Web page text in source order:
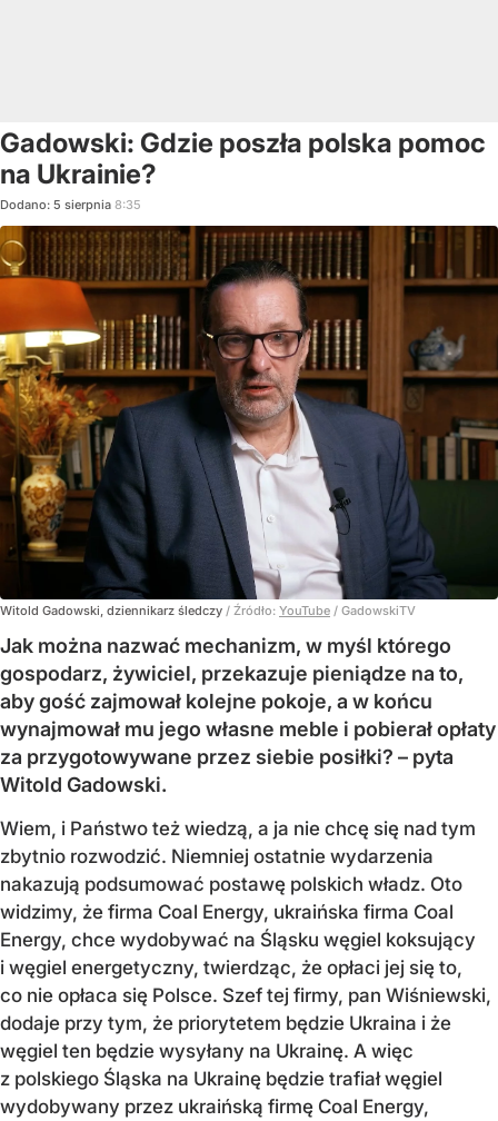
Gadowski: Gdzie poszła polska pomoc
na Ukrainie?
Dodano: 5 sierpnia 8:35
Witold Gadowski, dziennikarz śledczy / Źródło: YouTube / GadowskiTV
Jak można nazwać mechanizm, w myśl którego
gospodarz, żywiciel, przekazuje pieniądze na to,
aby gość zajmował kolejne pokoje, a w końcu
wynajmował mu jego własne meble i pobierał opłaty
za przygotowywane przez siebie posiłki? – pyta
Witold Gadowski.
Wiem, i Państwo też wiedzą, a ja nie chcę się nad tym
zbytnio rozwodzić. Niemniej ostatnie wydarzenia
nakazują podsumować postawę polskich władz. Oto
widzimy, że firma Coal Energy, ukraińska firma Coal
Energy, chce wydobywać na Śląsku węgiel koksujący
i węgiel energetyczny, twierdząc, że opłaci jej się to,
co nie opłaca się Polsce. Szef tej firmy, pan Wiśniewski,
dodaje przy tym, że priorytetem będzie Ukraina i że
węgiel ten będzie wysyłany na Ukrainę. A więc
z polskiego Śląska na Ukrainę będzie trafiał węgiel
wydobywany przez ukraińską firmę Coal Energy,